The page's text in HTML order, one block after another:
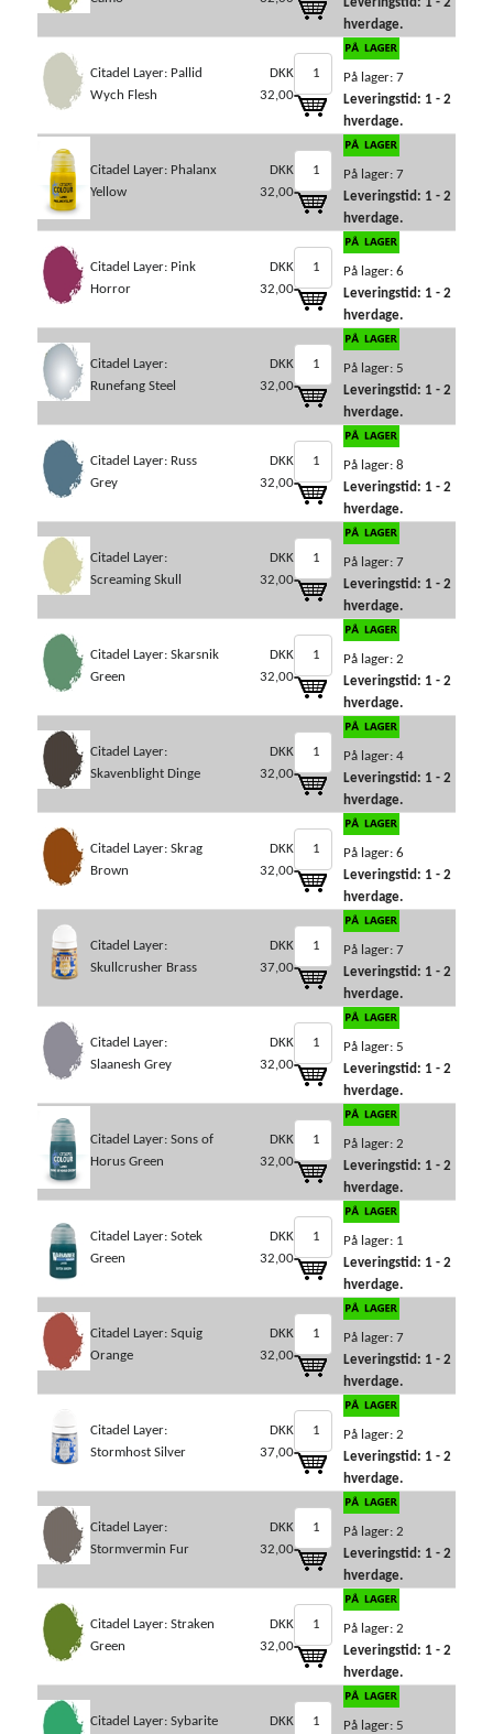
hverdage.
Citadel Layer: Pallid
Wych Flesh
DKK
32,00
På lager: 7
Leveringstid: 1 - 2
hverdage.
Citadel Layer: Phalanx
Yellow
DKK
32,00
På lager: 7
Leveringstid: 1 - 2
hverdage.
Citadel Layer: Pink
Horror
DKK
32,00
På lager: 6
Leveringstid: 1 - 2
hverdage.
Citadel Layer:
Runefang Steel
DKK
32,00
På lager: 5
Leveringstid: 1 - 2
hverdage.
Citadel Layer: Russ
Grey
DKK
32,00
På lager: 8
Leveringstid: 1 - 2
hverdage.
Citadel Layer:
Screaming Skull
DKK
32,00
På lager: 7
Leveringstid: 1 - 2
hverdage.
Citadel Layer: Skarsnik
Green
DKK
32,00
På lager: 2
Leveringstid: 1 - 2
hverdage.
Citadel Layer:
Skavenblight Dinge
DKK
32,00
På lager: 4
Leveringstid: 1 - 2
hverdage.
Citadel Layer: Skrag
Brown
DKK
32,00
På lager: 6
Leveringstid: 1 - 2
hverdage.
Citadel Layer:
Skullcrusher Brass
DKK
37,00
På lager: 7
Leveringstid: 1 - 2
hverdage.
Citadel Layer:
Slaanesh Grey
DKK
32,00
På lager: 5
Leveringstid: 1 - 2
hverdage.
Citadel Layer: Sons of
Horus Green
DKK
32,00
På lager: 2
Leveringstid: 1 - 2
hverdage.
Citadel Layer: Sotek
Green
DKK
32,00
På lager: 1
Leveringstid: 1 - 2
hverdage.
Citadel Layer: Squig
Orange
DKK
32,00
På lager: 7
Leveringstid: 1 - 2
hverdage.
Citadel Layer:
Stormhost Silver
DKK
37,00
På lager: 2
Leveringstid: 1 - 2
hverdage.
Citadel Layer:
Stormvermin Fur
DKK
32,00
På lager: 2
Leveringstid: 1 - 2
hverdage.
Citadel Layer: Straken
Green
DKK
32,00
På lager: 2
Leveringstid: 1 - 2
hverdage.
Citadel Layer: Sybarite
DKK
På lager: 5